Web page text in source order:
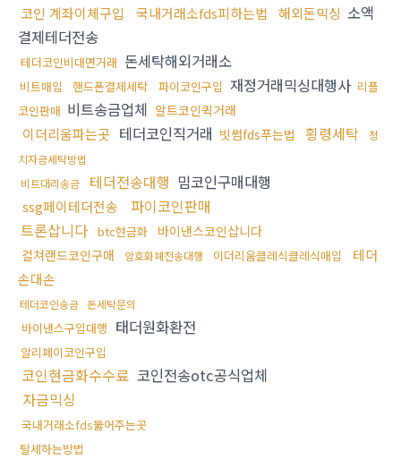
코인 계좌이체구입 국내거래소fds피하는법 해외돈믹싱 소액
결제테더전송
테더코인비대면거래 돈세탁해외거래소
비트매입 핸드폰결제세탁 파이코인구입 재정거래믹싱대행사 리플
코인판매 비트송금업체 알트코인퀵거래
이더리움파는곳 테더코인직거래 빗썸fds푸는법 횡령세탁
정
치자금세탁방법
비트대리송금
테더전송대행 밈코인구매대행
ssg페이테더전송
파이코인판매
트론삽니다 btc현금화
바이낸스코인삽니다
컬쳐랜드코인구매
암호화폐전송대행 이더리움클레식클레식매입
테더
손대손
테더코인송금 돈세탁문의
바이낸스구입대행 태더원화환전
알리페이코인구입
코인현금화수수료 코인전송otc공식업체
자금믹싱
국내거래소fds뚫어주는곳
탈세하는방법